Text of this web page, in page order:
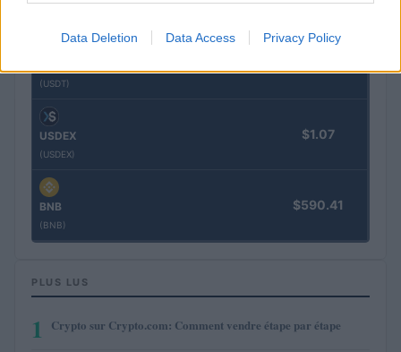
Data Deletion Data Access Privacy Policy
(USDT)
USDEX
(USDEX)
$1.07
BNB
(BNB)
$590.41
PLUS LUS
1 Crypto sur Crypto.com: Comment vendre étape par étape